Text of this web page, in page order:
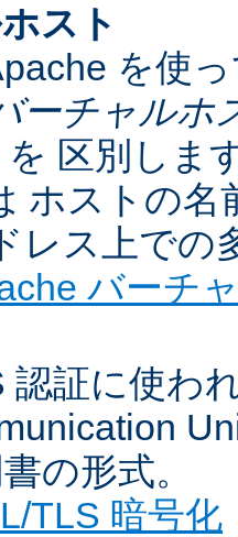
スト
を使
ーチャルホ
を 区別しま
ホストの名
レス上で
バーチ
認証に使わ
の形式。
TLS 暗号化